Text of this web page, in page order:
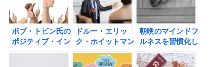
ボブ・トビン氏の
ポジティブ・イン
パクト まわりに
ドルー・エリッ
ク・ホイットマン
のクロージングの
心理技術21の書
朝晩のマインドフ
ルネスを習慣化し
よう！